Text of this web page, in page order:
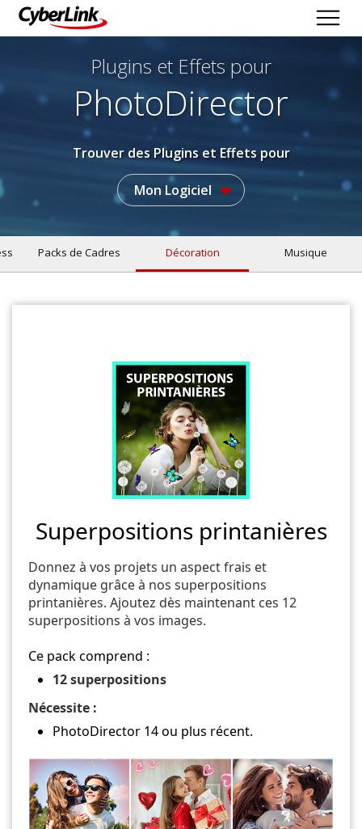
Plugins et Effets pour
PhotoDirector
Trouver des Plugins et Effets pour
Mon Logiciel
Packs de Cadres Décoration Musique
Superpositions printanières
Donnez à vos projets un aspect frais et
dynamique grâce à nos superpositions
printanières. Ajoutez dès maintenant ces 12
superpositions à vos images.
Ce pack comprend :
12 superpositions
Nécessite :
PhotoDirector 14 ou plus récent.